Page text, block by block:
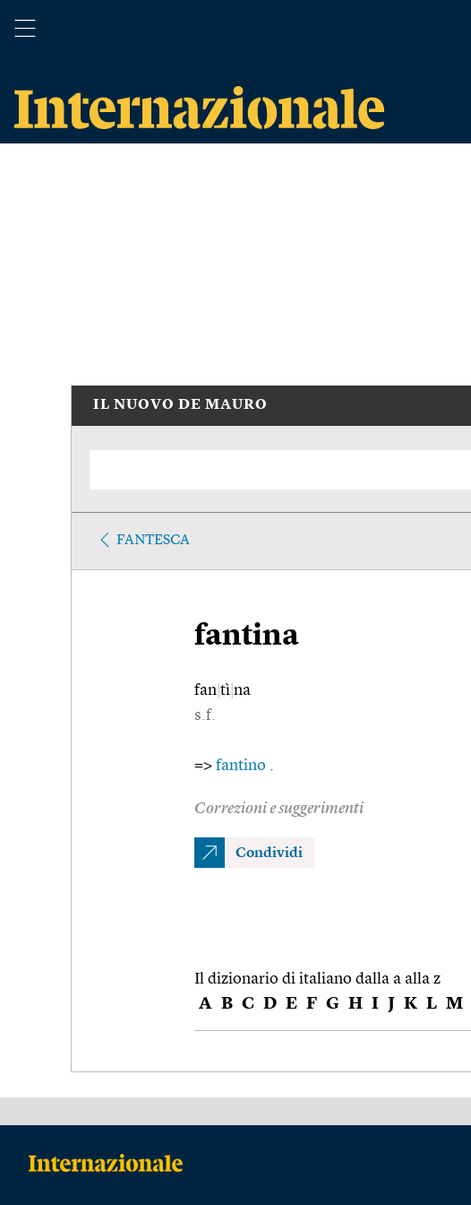
IL NUOVO DE MAURO
FANTESCA
fantina
fan tì na
s.f.
=> fantino .
Correzioni e suggerimenti
Condividi
Il dizionario di italiano dalla a alla z
A B C D E F G H I J K L M